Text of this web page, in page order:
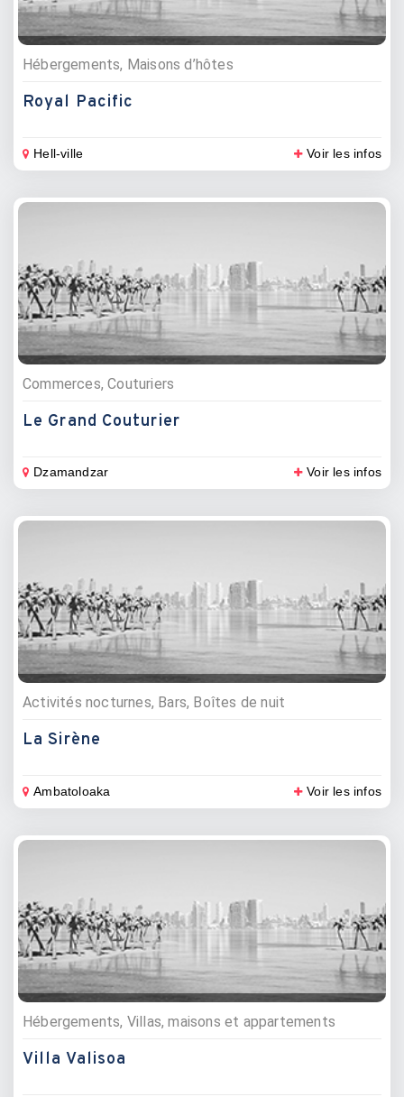
Hébergements, Maisons d’hôtes
Royal Pacific
Hell-ville Voir les infos
Commerces, Couturiers
Le Grand Couturier
Dzamandzar Voir les infos
Activités nocturnes, Bars, Boîtes de nuit
La Sirène
Ambatoloaka Voir les infos
Hébergements, Villas, maisons et appartements
Villa Valisoa